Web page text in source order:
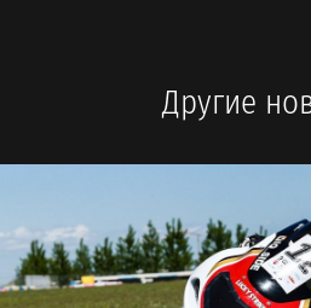
Другие